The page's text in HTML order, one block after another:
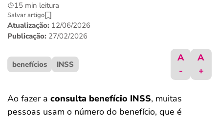
últimas notícias
ferramentas
15 min leitura
Salvar artigo
Atualização: 12/06/2026
Publicação: 27/02/2026
benefícios INSS
A
-
A
+
Ao fazer a consulta benefício INSS, muitas
pessoas usam o número do benefício, que é